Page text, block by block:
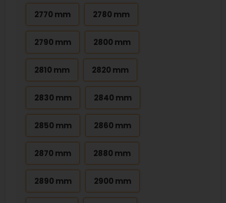
2770 mm 2780 mm
2790 mm 2800 mm
2810 mm 2820 mm
2830 mm 2840 mm
2850 mm 2860 mm
2870 mm 2880 mm
2890 mm 2900 mm